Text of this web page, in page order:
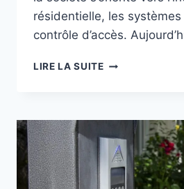
résidentielle, les
contrôle d’accès.
LIRE LA SUITE